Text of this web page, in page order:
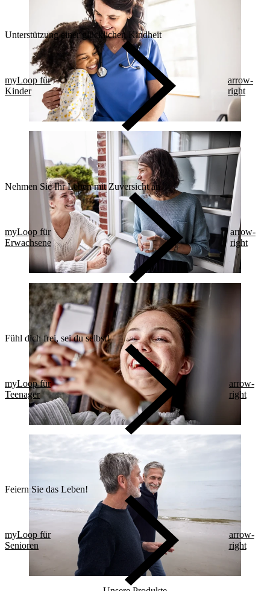
Unterstützung einer glücklichen Kindheit
myLoop für
Kinder
arrow-
right
Nehmen Sie Ihr Leben mit Zuversicht an
myLoop für
Erwachsene
arrow-
right
Fühl dich frei, sei du selbst!
myLoop für
Teenager
arrow-
right
Feiern Sie das Leben!
myLoop für
Senioren
arrow-
right